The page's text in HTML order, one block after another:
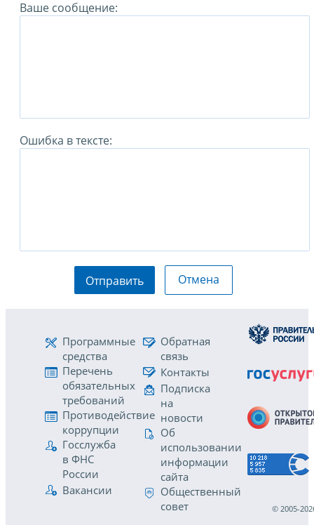
Ваше сообщение:
Ошибка в тексте:
Отправить Отмена
Программные
средства
Перечень
обязательных
требований
Противодействие
коррупции
Госслужба
в ФНС
России
Вакансии
Обратная
связь
Контакты
Подписка
на
новости
Об
использовании
информации
сайта
Общественный
совет
© 2005-